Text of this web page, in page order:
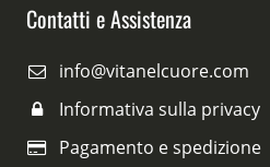
Contatti e Assistenza
info@vitanelcuore.com
Informativa sulla privacy
Pagamento e spedizione